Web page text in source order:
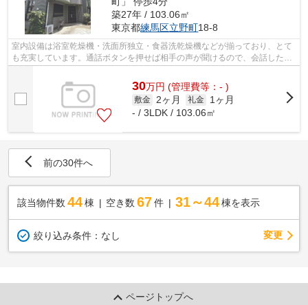
築27年 / 103.06㎡
東京都練馬区立野町18-8
室内設備は浴室乾燥機・洗面所独立・食器洗乾燥機などが揃っており、とて
も充実しています。通話ボタンを押せば相手の声が聞けるので、会話したう
30万円 (管理費等：- )
敷金 2ヶ月 礼金
1ヶ月
- / 3LDK / 103.06㎡
前の30件へ
該当物件数 44棟 空き数 67 件 31～44 棟を表示
絞り込み条件： なし 変更
ページトップへ